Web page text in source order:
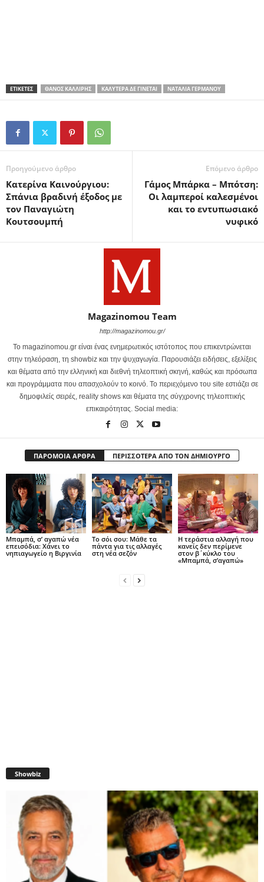
ΕΤΙΚΕΤΕΣ ΘΆΝΟΣ ΚΑΛΛΊΡΗΣ ΚΑΛΎΤΕΡΑ ΔΕ ΓΊΝΕΤΑΙ ΝΑΤΑΛΊΑ ΓΕΡΜΑΝΟΎ
Προηγούμενο άρθρο
Κατερίνα Καινούργιου:
Σπάνια βραδινή έξοδος με
τον Παναγιώτη
Κουτσουμπή
Επόμενο άρθρο
Γάμος Μπάρκα – Μπότση:
Οι λαμπεροί καλεσμένοι
και το εντυπωσιακό
νυφικό
Magazinomou Team
http://magazinomou.gr/
Το magazinomou.gr είναι ένας ενημερωτικός ιστότοπος που επικεντρώνεται
στην τηλεόραση, τη showbiz και την ψυχαγωγία. Παρουσιάζει ειδήσεις, εξελίξεις
και θέματα από την ελληνική και διεθνή τηλεοπτική σκηνή, καθώς και πρόσωπα
και προγράμματα που απασχολούν το κοινό. Το περιεχόμενο του site εστιάζει σε
δημοφιλείς σειρές, reality shows και θέματα της σύγχρονης τηλεοπτικής
επικαιρότητας. Social media:
ΠΑΡΟΜΟΙΑ ΑΡΘΡΑ ΠΕΡΙΣΣΟΤΕΡΑ ΑΠΟ ΤΟΝ ΔΗΜΙΟΥΡΓΟ
Μπαμπά, σ’ αγαπώ νέα
επεισόδια: Χάνει το
νηπιαγωγείο η Βιργινία
Το σόι σου: Μάθε τα
πάντα για τις αλλαγές
στη νέα σεζόν
Η τεράστια αλλαγή που
κανείς δεν περίμενε
στον β΄κύκλο του
«Μπαμπά, σ’αγαπώ»
Showbiz